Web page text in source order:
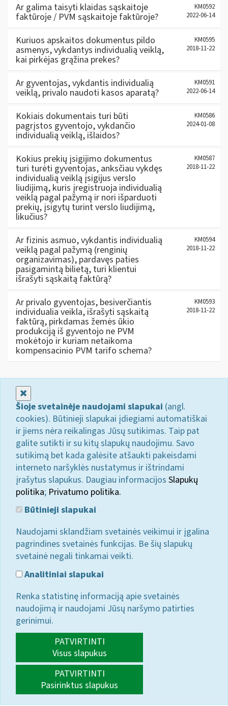
Ar galima taisyti klaidas sąskaitoje
faktūroje / PVM sąskaitoje faktūroje?
KM0592
2022-06-14
Kuriuos apskaitos dokumentus pildo
asmenys, vykdantys individualią veiklą,
kai pirkėjas grąžina prekes?
KM0595
2018-11-22
Ar gyventojas, vykdantis individualią
veiklą, privalo naudoti kasos aparatą?
KM0591
2022-06-14
Kokiais dokumentais turi būti
pagrįstos gyventojo, vykdančio
individualią veiklą, išlaidos?
KM0586
2024-01-08
Kokius prekių įsigijimo dokumentus
turi turėti gyventojas, anksčiau vykdęs
individualią veiklą įsigijus verslo
liudijimą, kuris įregistruoja individualią
veiklą pagal pažymą ir nori išparduoti
prekių, įsigytų turint verslo liudijimą,
likučius?
KM0587
2018-11-22
Ar fizinis asmuo, vykdantis individualią
veiklą pagal pažymą (renginių
organizavimas), pardavęs paties
pasigamintą bilietą, turi klientui
išrašyti sąskaitą faktūrą?
KM0594
2018-11-22
Ar privalo gyventojas, besiverčiantis
individualia veikla, išrašyti sąskaitą
faktūrą, pirkdamas žemės ūkio
produkciją iš gyventojo ne PVM
mokėtojo ir kuriam netaikoma
kompensacinio PVM tarifo schema?
KM0593
2018-11-22
Šioje svetainėje naudojami slapukai (angl.
cookies). Būtinieji slapukai įdiegiami automatiškai
ir jiems nėra reikalingas Jūsų sutikimas. Taip pat
galite sutikti ir su kitų slapukų naudojimu. Savo
sutikimą bet kada galėsite atšaukti pakeisdami
interneto naršyklės nustatymus ir ištrindami
įrašytus slapukus. Daugiau informacijos Slapukų
politika; Privatumo politika.
Būtinieji slapukai
Naudojami sklandžiam svetainės veikimui ir įgalina
pagrindines svetainės funkcijas. Be šių slapukų
svetainė negali tinkamai veikti.
Analitiniai slapukai
Renka statistinę informaciją apie svetainės
naudojimą ir naudojami Jūsų naršymo patirties
gerinimui.
PATVIRTINTI
Visus slapukus
PATVIRTINTI
Pasirinktus slapukus